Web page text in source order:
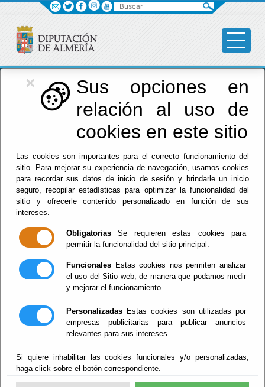
×
Sus opciones en
relación al uso de
cookies en este sitio
Las cookies son importantes para el correcto funcionamiento del
sitio. Para mejorar su experiencia de navegación, usamos cookies
para recordar sus datos de inicio de sesión y brindarle un inicio
seguro, recopilar estadísticas para optimizar la funcionalidad del
sitio y ofrecerle contenido personalizado en función de sus
intereses.
Obligatorias Se requieren estas cookies para
permitir la funcionalidad del sitio principal.
Funcionales Estas cookies nos permiten analizar
el uso del Sitio web, de manera que podamos medir
y mejorar el funcionamiento.
Personalizadas Estas cookies son utilizadas por
empresas publicitarias para publicar anuncios
relevantes para sus intereses.
Si quiere inhabilitar las cookies funcionales y/o personalizadas,
haga click sobre el botón correspondiente.
Diputación
Menú Diputación
MARÍA TERESA PIQUERAS VALARINO. ANUAL
DECLARACIÓN
DE INTERESES
2022. MARÍA
TERESA
PIQUERAS
VALARINO.
ANUAL
Buscar